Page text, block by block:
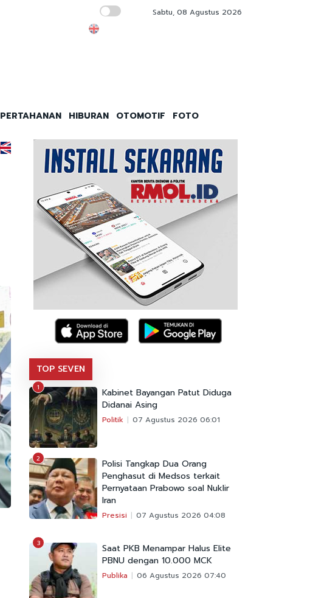
Saatnya Laksamana Muhammad Ali
Sabtu, 08 Agustus 2026
PERTAHANAN HIBURAN OTOMOTIF FOTO
TOP SEVEN
1
Kabinet Bayangan Patut Diduga
Didanai Asing
Politik 07 Agustus 2026 06:01
2
Polisi Tangkap Dua Orang
Penghasut di Medsos terkait
Pernyataan Prabowo soal Nuklir
Iran
Presisi 07 Agustus 2026 04:08
3
Saat PKB Menampar Halus Elite
PBNU dengan 10.000 MCK
Publika 06 Agustus 2026 07:40